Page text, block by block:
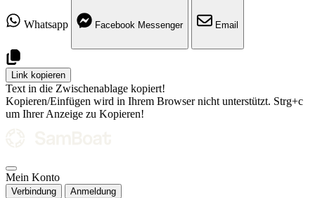
Whatsapp Facebook Messenger Email
Link kopieren
Text in die Zwischenablage kopiert!
Kopieren/Einfügen wird in Ihrem Browser nicht unterstützt. Strg+c
um Ihrer Anzeige zu Kopieren!
Mein Konto
Verbindung Anmeldung